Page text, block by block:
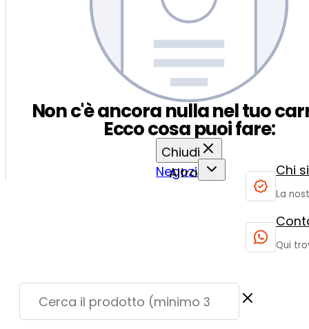
Altro Chi
La
Qui
Non c'è ancora nulla nel tuo
Ecco cosa puoi fare:
Chiudi
Negozio